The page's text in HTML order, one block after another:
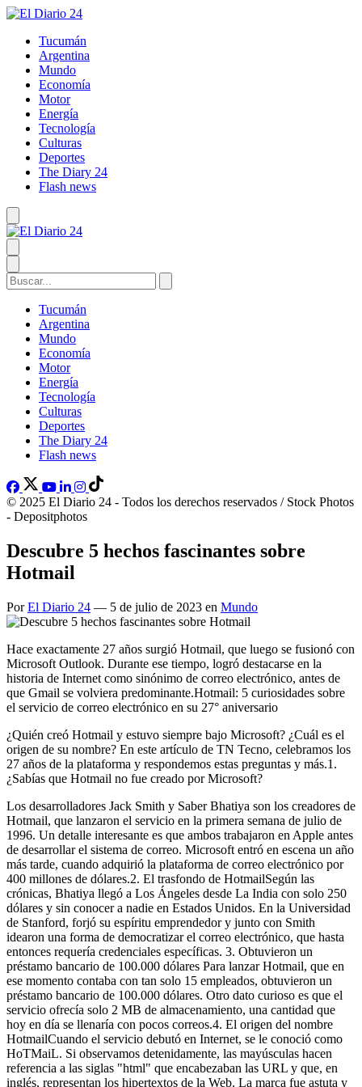
Tucumán
Argentina
Mundo
Economía
Motor
Energía
Tecnología
Culturas
Deportes
The Diary 24
Flash news
Tucumán
Argentina
Mundo
Economía
Motor
Energía
Tecnología
Culturas
Deportes
The Diary 24
Flash news
© 2025 El Diario 24 - Todos los derechos reservados / Stock Photos
- Depositphotos
Descubre 5 hechos fascinantes sobre
Hotmail
PorEl Diario 24 — 5 de julio de 2023 en Mundo
Hace exactamente 27 años surgió Hotmail, que luego se fusionó con
Microsoft Outlook. Durante ese tiempo, logró destacarse en la
historia de Internet como sinónimo de correo electrónico, antes de
que Gmail se volviera predominante.Hotmail: 5 curiosidades sobre
el servicio de correo electrónico en su 27° aniversario
¿Quién creó Hotmail y estuvo siempre bajo Microsoft? ¿Cuál es el
origen de su nombre? En este artículo de TN Tecno, celebramos los
27 años de la plataforma y respondemos estas preguntas y más.1.
¿Sabías que Hotmail no fue creado por Microsoft?
Los desarrolladores Jack Smith y Saber Bhatiya son los creadores de
Hotmail, que lanzaron el servicio en la primera semana de julio de
1996. Un detalle interesante es que ambos trabajaron en Apple antes
de desarrollar el sistema de correo. Microsoft entró en escena un año
más tarde, cuando adquirió la plataforma de correo electrónico por
400 millones de dólares.2. El trasfondo de HotmailSegún las
crónicas, Bhatiya llegó a Los Ángeles desde La India con solo 250
dólares y sin conocer a nadie en Estados Unidos. En la Universidad
de Stanford, forjó su espíritu emprendedor y junto con Smith
idearon una forma de democratizar el correo electrónico, que hasta
entonces requería credenciales específicas. 3. Obtuvieron un
préstamo bancario de 100.000 dólares Para lanzar Hotmail, que en
ese momento contaba con tan solo 15 empleados, obtuvieron un
préstamo bancario de 100.000 dólares. Otro dato curioso es que el
servicio ofrecía solo 2 MB de almacenamiento, una cantidad que
hoy en día se llenaría con pocos correos.4. El origen del nombre
HotmailCuando el servicio debutó en Internet, se le conoció como
HoTMaiL. Si observamos detenidamente, las mayúsculas hacen
referencia a las siglas "html" que encabezaban las URL y que, en
inglés, representan los hipertextos de la Web. La marca fue astuta y